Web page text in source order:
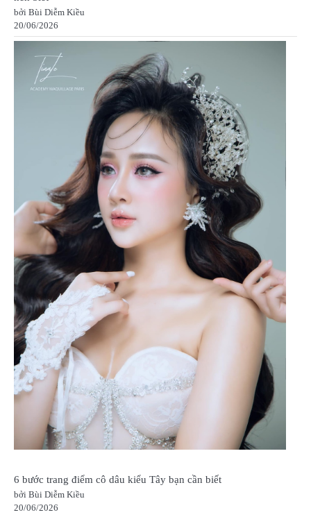
bởi Bùi Diễm Kiều
20/06/2026
6 bước trang điểm cô dâu kiểu Tây bạn cần biết
bởi Bùi Diễm Kiều
20/06/2026